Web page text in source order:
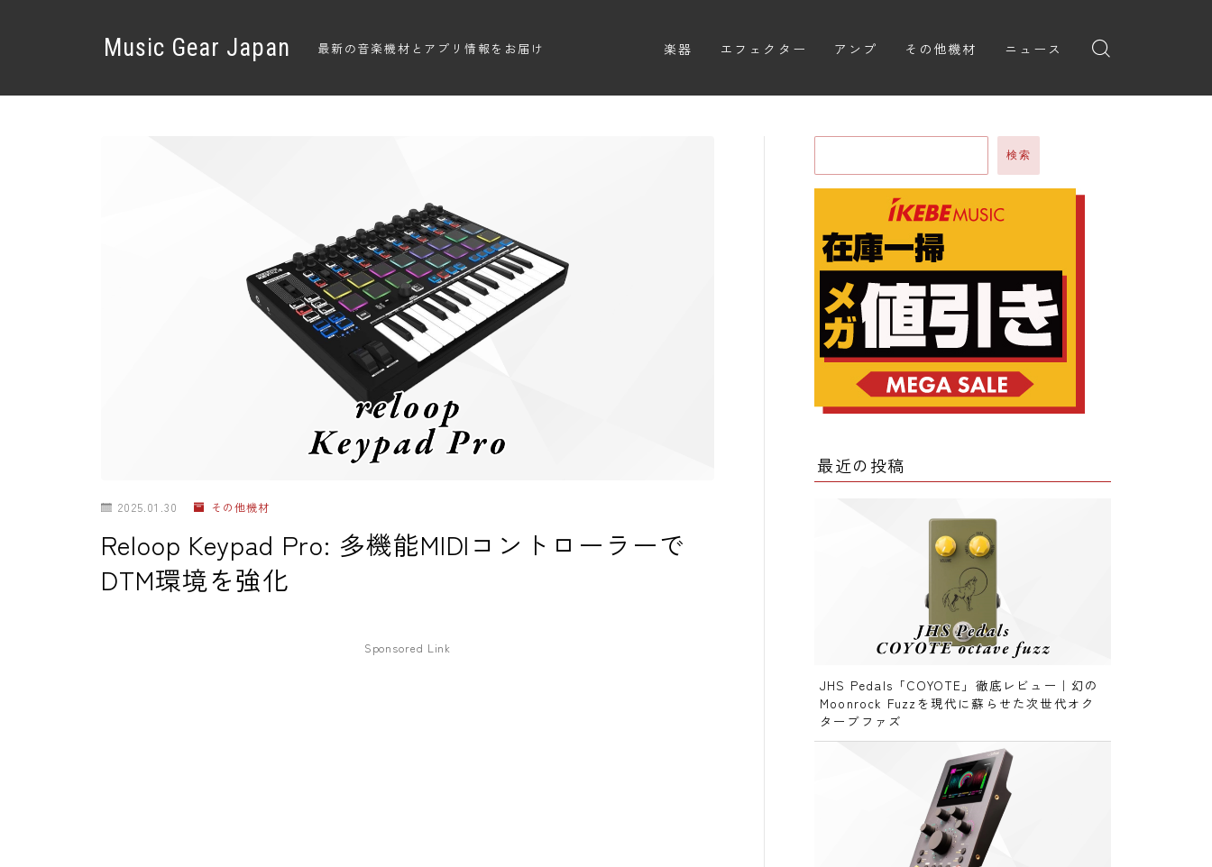
Music Gear Japan 最新の音楽機材とアプリ情報をお届け 楽器 エフェクター アンプ その他機材
アクセサリ
ニュース
弾いてみた
2025.01.30 その他機材
Reloop Keypad Pro: 多機能MIDIコントローラーで
DTM環境を強化
Sponsored Link
検索
最近の投稿
JHS Pedals「COYOTE」徹底レビュー｜幻の
Moonrock Fuzzを現代に蘇らせた次世代オク
ターブファズ